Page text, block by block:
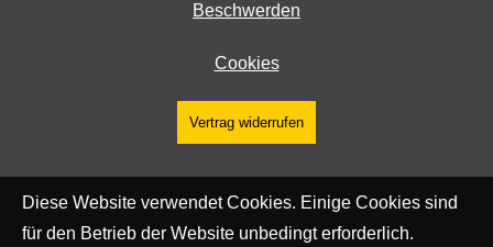
Beschwerden
Cookies
Vertrag widerrufen
Diese Website verwendet Cookies. Einige Cookies sind
für den Betrieb der Website unbedingt erforderlich.